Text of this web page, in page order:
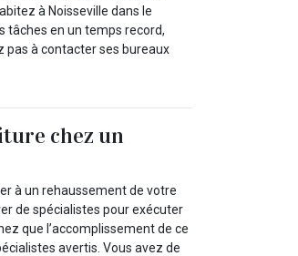
à Noisseville dans le
tâches en un temps record,
pas à contacter ses bureaux
chez un
à un rehaussement de votre
de spécialistes pour exécuter
que l’accomplissement de ce
avertis. Vous avez de